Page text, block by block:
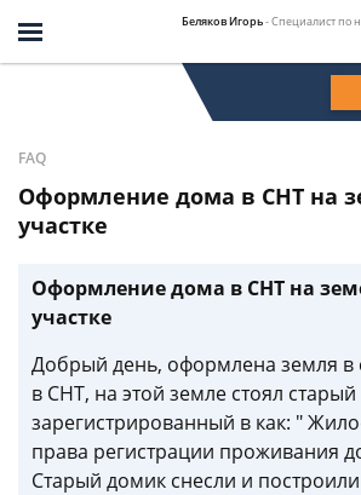
Беляков Игорь- Специалист по
FAQ
Оформление дома в СНТ на
участке
Оформление дома в СНТ на
участке
Добрый день, оформлена земля в
в СНТ, на этой земле стоял
зарегистрированный в как: "
права регистрации проживания
Старый домик снесли и